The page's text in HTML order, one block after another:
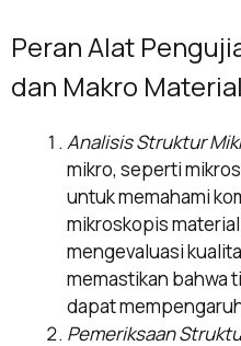
Peran Alat
dan Makro Material
Analisis Struktur
mikro, seperti
untuk memahami
mikroskopis
mengevaluasi
memastikan bahwa
dapat
Pemeriksaan